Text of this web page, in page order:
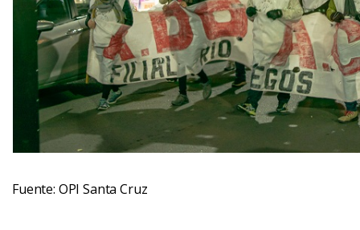
Fuente: OPI Santa Cruz